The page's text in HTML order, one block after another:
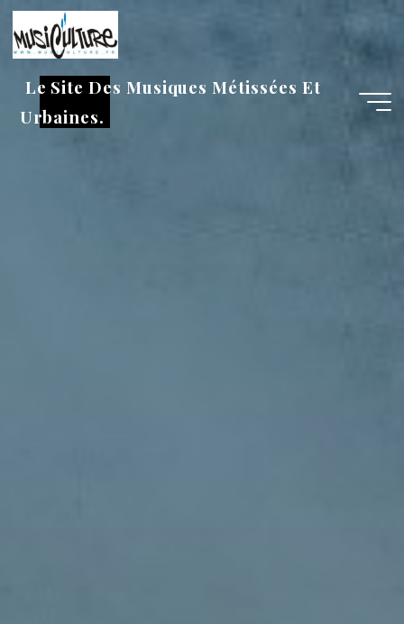
Aller
au
contenu
Le Site Des Musiques Métissées Et
Urbaines.